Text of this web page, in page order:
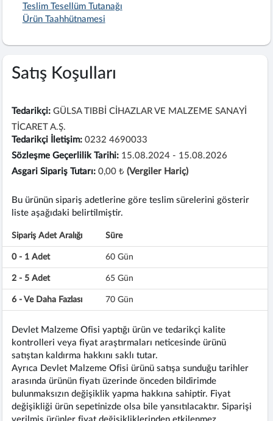
Teslim Tesellüm Tutanağı
Ürün Taahhütnamesi
Satış Koşulları
Tedarikçi: GÜLSA TIBBİ CİHAZLAR VE MALZEME SANAYİ
TİCARET A.Ş.
Tedarikçi İletişim: 0232 4690033
Sözleşme Geçerlilik Tarihi: 15.08.2024 - 15.08.2026
Asgari Sipariş Tutarı: 0,00 ₺(Vergiler Hariç)
Bu ürünün sipariş adetlerine göre teslim sürelerini gösterir
liste aşağıdaki belirtilmiştir.
Sipariş Adet Aralığı Süre
0 - 1 Adet 60 Gün
2 - 5 Adet 65 Gün
6 - Ve Daha Fazlası 70 Gün
Devlet Malzeme Ofisi yaptığı ürün ve tedarikçi kalite
kontrolleri veya fiyat araştırmaları neticesinde ürünü
satıştan kaldırma hakkını saklı tutar.
Ayrıca Devlet Malzeme Ofisi ürünü satışa sunduğu tarihler
arasında ürünün fiyatı üzerinde önceden bildirimde
bulunmaksızın değişiklik yapma hakkına sahiptir. Fiyat
değişikliği ürün sepetinizde olsa bile yansıtılacaktır. Siparişi